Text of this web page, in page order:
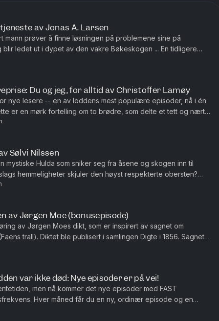
av Jonas A. Larsen
mann prøver å finne løsningen på problemene sine på
ledet ut i dypet av den vakre Bøkeskogen ... En tidligere
novella «Gratistjeneste», som er p...
Du og jeg, for alltid av Christoffer Lamøy
nye lesere -- en av loddens mest populære episoder, nå i én
er en mørk fortelling om to brødre, som delte et tett og nært
har gjort noe de kommer til å hjem...
Sølvi Nilssen
mystiske Hulda som sniker seg fra åsene og skogen inn til
hemmeligheter skjuler den høyst respekterte obersten?
fryktinngytende beistene, og hva er egentlig onds...
av Jørgen Moe (bonusepisode)
av Jørgen Moes dikt, som er inspirert av sagnet om
trall). Diktet ble publisert i samlingen Digte i 1856. Sagnet
tallets Hallingdal. Innlest, produ...
var ikke død: Nye episoder er på vei!
men nå kommer det nye episoder med FAST
Hver måned får du en ny, ordinær episode og en
som kan være alt fra et gammelt sagn, en samling med kor...